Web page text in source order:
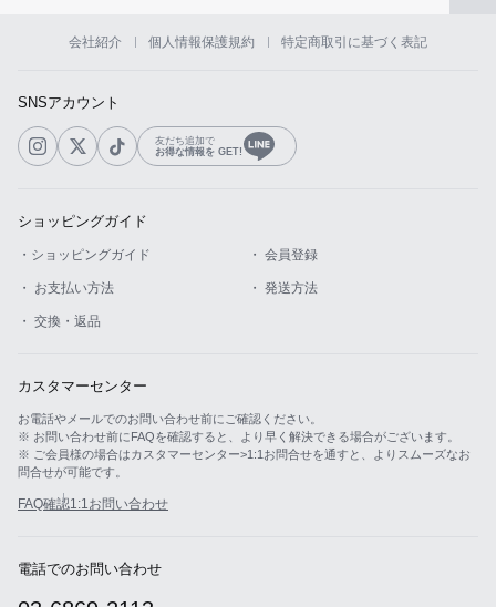
会社紹介 個人情報保護規約 特定商取引に基づく表記
SNSアカウント
友だち追加で
お得な情報を GET!
ショッピングガイド
・ショッピングガイド ・ 会員登録
・ お支払い方法 ・ 発送方法
・ 交換・返品
カスタマーセンター
お電話やメールでのお問い合わせ前にご確認ください。
※ お問い合わせ前にFAQを確認すると、より早く解決できる場合がございます。
※ ご会員様の場合はカスタマーセンター>1:1お問合せを通すと、よりスムーズなお
問合せが可能です。
FAQ確認1:1お問い合わせ
電話でのお問い合わせ